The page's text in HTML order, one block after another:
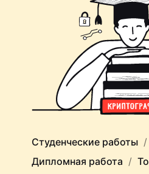
Студенческие работы
Дипломная работа